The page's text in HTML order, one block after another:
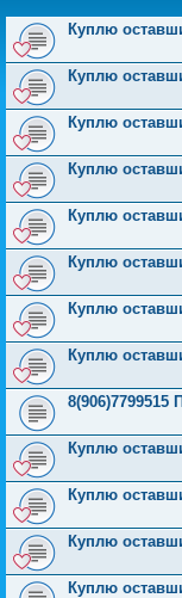
Куплю
Куплю
Куплю
Куплю
Куплю
Куплю
Куплю
Куплю
Куплю
Куплю
Куплю
Куплю